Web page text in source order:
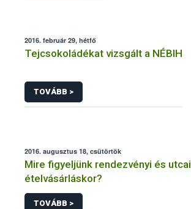
2016. február 29, hétfő
Tejcsokoládékat vizsgált a NÉBIH
TOVÁBB >
2016. augusztus 18, csütörtök
Mire figyeljünk rendezvényi és utcai
ételvásárláskor?
TOVÁBB >